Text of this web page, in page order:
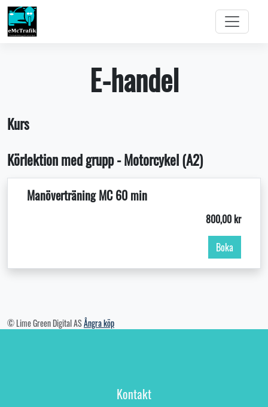
E-handel
Kurs
Körlektion med grupp - Motorcykel (A2)
Manöverträning MC 60 min
800,00 kr
Boka
© Lime Green Digital ASÅngra köp
Kontakt